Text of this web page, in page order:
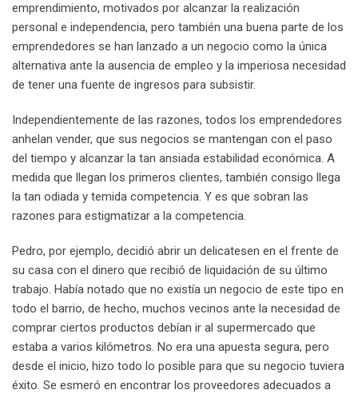
emprendimiento, motivados por alcanzar la realización
personal e independencia, pero también una buena parte de los
emprendedores se han lanzado a un negocio como la única
alternativa ante la ausencia de empleo y la imperiosa necesidad
de tener una fuente de ingresos para subsistir.
Independientemente de las razones, todos los emprendedores
anhelan vender, que sus negocios se mantengan con el paso
del tiempo y alcanzar la tan ansiada estabilidad económica. A
medida que llegan los primeros clientes, también consigo llega
la tan odiada y temida competencia. Y es que sobran las
razones para estigmatizar a la competencia.
Pedro, por ejemplo, decidió abrir un delicatesen en el frente de
su casa con el dinero que recibió de liquidación de su último
trabajo. Había notado que no existía un negocio de este tipo en
todo el barrio, de hecho, muchos vecinos ante la necesidad de
comprar ciertos productos debían ir al supermercado que
estaba a varios kilómetros. No era una apuesta segura, pero
desde el inicio, hizo todo lo posible para que su negocio tuviera
éxito. Se esmeró en encontrar los proveedores adecuados a